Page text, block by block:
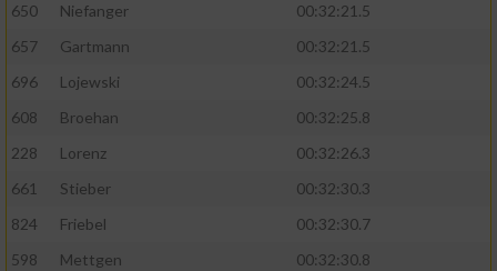
650
Niefanger
00:32:21.5
657
Gartmann
00:32:21.5
696
Lojewski
00:32:24.5
608
Broehan
00:32:25.8
228
Lorenz
00:32:26.3
661
Stieber
00:32:30.3
824
Friebel
00:32:30.7
598
Mettgen
00:32:30.8